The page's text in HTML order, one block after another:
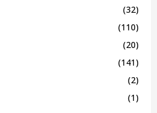
(32)
(110)
(20)
(141)
(2)
(1)